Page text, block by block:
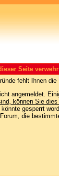
Seite
fehlt Ihnen
angemeldet.
können Sie dies
könnte gesperrt
die